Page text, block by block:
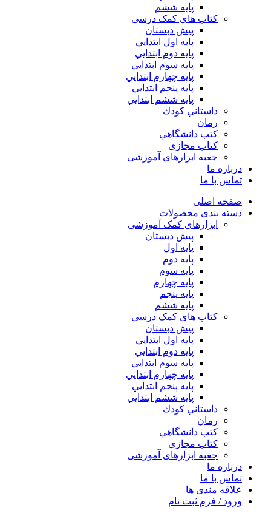
پایه ششم
کتاب های کمک درسی
پیش دبستان
پايه اول ابتدايي
پايه دوم ابتدايي
پايه سوم ابتدايي
پايه چهارم ابتدايي
پايه پنجم ابتدايي
پايه ششم ابتدايي
داستاني كودك
رمان
كتب دانشگاهي
کتاب مجازی
جعبه ابزارهای آموزشی
درباره ما
تماس با ما
صفحه اصلی
دسته بندی محصولات
ابزارهای کمک آموزشی
پیش دبستان
پایه اول
پایه دوم
پایه سوم
پایه چهارم
پايه پنجم
پایه ششم
کتاب های کمک درسی
پیش دبستان
پايه اول ابتدايي
پايه دوم ابتدايي
پايه سوم ابتدايي
پايه چهارم ابتدايي
پايه پنجم ابتدايي
پايه ششم ابتدايي
داستاني كودك
رمان
كتب دانشگاهي
کتاب مجازی
جعبه ابزارهای آموزشی
درباره ما
تماس با ما
علاقه مندی ها
ورود / فرم ثبت نام